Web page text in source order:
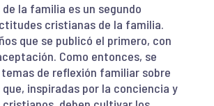
la familia es un segundo
cristianas de la familia.
que se publicó el primero, con
Como entonces, se
de reflexión familiar sobre
inspiradas por la conciencia y